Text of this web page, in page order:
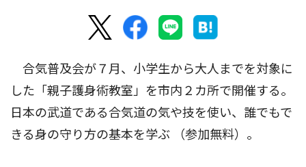
合気普及会が７月、小学生から大人までを対象に
した「親子護身術教室」を市内２カ所で開催する。
日本の武道である合気道の気や技を使い、誰でもで
きる身の守り方の基本を学ぶ （参加無料）。